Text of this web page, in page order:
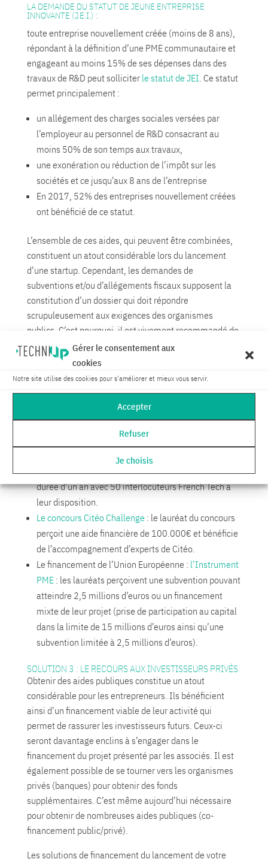
Gérer le consentement aux
cookies
Notre site utilise des cookies pour s'améliorer et mieux vous servir.
Accepter
Refuser
Je choisis
LA DEMANDE DU STATUT DE JEUNE ENTREPRISE
INNOVANTE (J.E.I.) :
toute entreprise nouvellement créée (moins de 8 ans),
répondant à la définition d’une PME communautaire et
engageant au moins 15% de ses dépenses dans des
travaux de R&D peut solliciter le statut de JEI. Ce statut
permet principalement :
un allégement des charges sociales versées par
l’employeur au personnel de R&D consacrant au
moins 50% de son temps aux travaux,
une exonération ou réduction de l’impôt sur les
sociétés et ce jusqu’aux 8 ans de l’entreprise
En 2017, 52% des entreprises nouvellement créées
ont bénéficié de ce statut.
L’ensemble de ces aides, qui peuvent être combinées,
constituent un atout considérable lors du lancement
d’une startup. Cependant, les demandes de
subventions et/ou d’allégements fiscaux supposent la
constitution d’un dossier qui doit répondre
scrupuleusement aux exigences des organismes
publics. C’est pourquoi, il est vivement recommandé de
se faire assister par un conseil pour maximiser ses
chances d’obtenir l’aide souhaitée.
Enfin, les startups peuvent candidater pour obtenir des
concours en lien avec la technologie et l’innovation :
La Bourse French Tech: Grâce à cette bourse, les
lauréats bénéficient d’un accès privilégié aux
administrations et services publics français pour une
durée d’un an avec 50 interlocuteurs French Tech à
leur disposition.
Le concours Citéo Challenge : le lauréat du concours
perçoit une aide financière de 100.000€ et bénéficie
de l’accompagnement d’experts de Citéo.
Le financement de l’Union Européenne : l’Instrument
PME: les lauréats perçoivent une subvention pouvant
atteindre 2,5 millions d’euros ou un financement
mixte de leur projet (prise de participation au capital
dans la limite de 15 millions d’euros ainsi qu’une
subvention limitée à 2,5 millions d’euros).
SOLUTION 3 : LE RECOURS AUX INVESTISSEURS PRIVÉS
Obtenir des aides publiques constitue un atout
considérable pour les entrepreneurs. Ils bénéficient
ainsi d’un financement viable de leur activité qui
permet de rassurer les investisseurs futurs. Ceux-ci
seront davantage enclins à s’engager dans le
financement du projet présenté par les associés. Il est
également possible de se tourner vers les organismes
privés (banques) pour obtenir des fonds
supplémentaires. C’est même aujourd’hui nécessaire
pour obtenir de nombreuses aides publiques (co-
financement public/privé).
Les solutions de financement du lancement de votre